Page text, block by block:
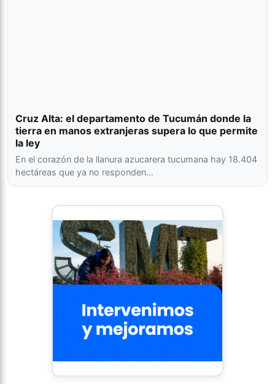
Cruz Alta: el departamento de Tucumán donde la
tierra en manos extranjeras supera lo que permite
la ley
En el corazón de la llanura azucarera tucumana hay 18.404
hectáreas que ya no responden…